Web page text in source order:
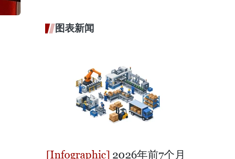
图表新闻
2026年前7个月